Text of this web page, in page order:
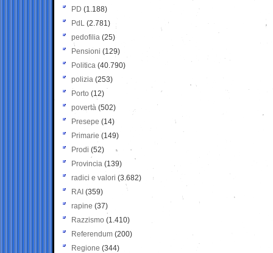
PD (1.188)
PdL (2.781)
pedofilia (25)
Pensioni (129)
Politica (40.790)
polizia (253)
Porto (12)
povertà (502)
Presepe (14)
Primarie (149)
Prodi (52)
Provincia (139)
radici e valori (3.682)
RAI (359)
rapine (37)
Razzismo (1.410)
Referendum (200)
Regione (344)